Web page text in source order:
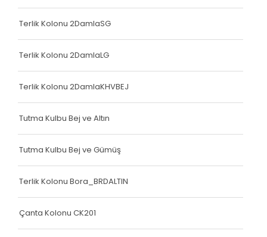
Çanta Kolonu
Yatak Fitili
Terlik Kolonu
Yatak Fitili
Yatak Fitili
Çanta Kolonu
Çanta Kolonu
Terlik Kolonu 2DamlaSG
Terlik Kolonu 2DamlaLG
Terlik Kolonu 2DamlaKHVBEJ
Tutma Kulbu Bej ve Altın
Tutma Kulbu Bej ve Gümüş
Terlik Kolonu Bora_BRDALTIN
Çanta Kolonu CK201